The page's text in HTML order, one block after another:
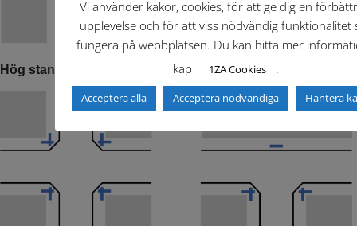
Hög standard i centrala staden
Vi använder kakor, cookies, för att ge dig en
upplevelse och för att viss nödvändig funktionalitet
fungera på webbplatsen. Du kan hitta mer
kap
1ZA Cookies .
Acceptera alla Acceptera nödvändiga Hantera